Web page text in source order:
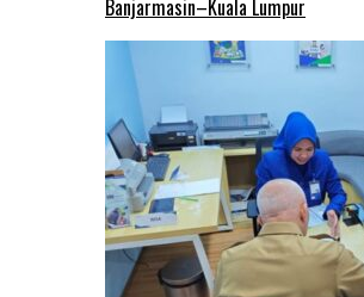
Banjarmasin–Kuala Lumpur